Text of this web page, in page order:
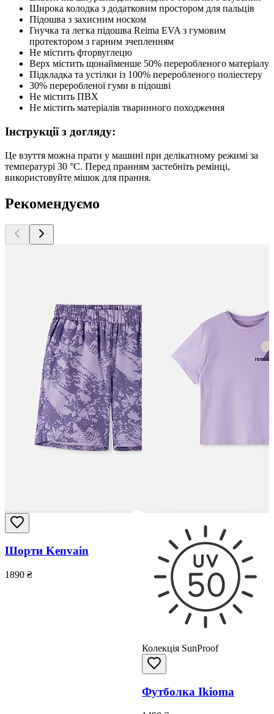
Широка колодка з додатковим простором для пальців
Підошва з захисним носком
Гнучка та легка підошва Reima EVA з гумовим
протектором з гарним зчепленням
Не містить фторвуглецю
Верх містить щонайменше 50% переробленого матеріалу
Підкладка та устілки із 100% переробленого поліестеру
30% переробленої гуми в підошві
Не містить ПВХ
Не містить матеріалів тваринного походження
Інструкції з догляду:
Це взуття можна прати у машині при делікатному режимі за
температурі 30 °C. Перед пранням застебніть ремінці,
використовуйте мішок для прання.
Рекомендуємо
Шорти Kenvain
1890 ₴
Колекція SunProof
Футболка Ikioma